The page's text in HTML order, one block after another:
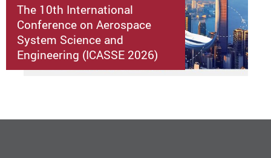
The 10th International
Conference on Aerospace
System Science and
Engineering (ICASSE 2026)